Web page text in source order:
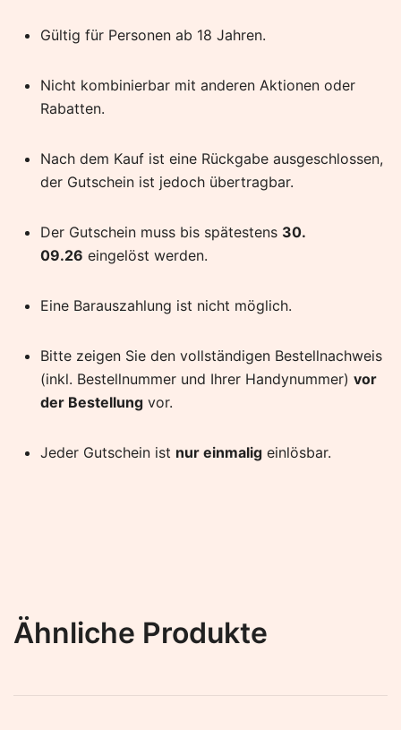
Gültig für Personen ab 18 Jahren.
Nicht kombinierbar mit anderen Aktionen oder
Rabatten.
Nach dem Kauf ist eine Rückgabe ausgeschlossen,
der Gutschein ist jedoch übertragbar.
Der Gutschein muss bis spätestens 30.
09.26 eingelöst werden.
Eine Barauszahlung ist nicht möglich.
Bitte zeigen Sie den vollständigen Bestellnachweis
(inkl. Bestellnummer und Ihrer Handynummer) vor
der Bestellung vor.
Jeder Gutschein ist nur einmalig einlösbar.
Ähnliche Produkte